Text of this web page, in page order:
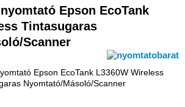
Epson EcoTank
Tintasugaras
Scanner